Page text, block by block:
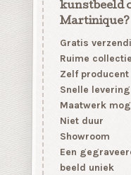
kunstbeeld
Martinique?
Gratis
Ruime collectie
Zelf producent
Snelle levering
Maatwerk
Niet duur
Showroom
Een
beeld uniek